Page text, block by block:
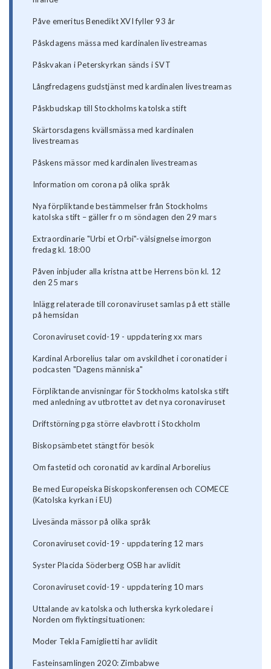
Påve emeritus Benedikt XVI fyller 93 år
Påskdagens mässa med kardinalen livestreamas
Påskvakan i Peterskyrkan sänds i SVT
Långfredagens gudstjänst med kardinalen livestreamas
Påskbudskap till Stockholms katolska stift
Skärtorsdagens kvällsmässa med kardinalen
livestreamas
Påskens mässor med kardinalen livestreamas
Information om corona på olika språk
Nya förpliktande bestämmelser från Stockholms
katolska stift – gäller fr o m söndagen den 29 mars
Extraordinarie "Urbi et Orbi"-välsignelse imorgon
fredag kl. 18:00
Påven inbjuder alla kristna att be Herrens bön kl. 12
den 25 mars
Inlägg relaterade till coronaviruset samlas på ett ställe
på hemsidan
Coronaviruset covid-19 - uppdatering xx mars
Kardinal Arborelius talar om avskildhet i coronatider i
podcasten "Dagens människa"
Förpliktande anvisningar för Stockholms katolska stift
med anledning av utbrottet av det nya coronaviruset
Driftstörning pga större elavbrott i Stockholm
Biskopsämbetet stängt för besök
Om fastetid och coronatid av kardinal Arborelius
Be med Europeiska Biskopskonferensen och COMECE
(Katolska kyrkan i EU)
Livesända mässor på olika språk
Coronaviruset covid-19 - uppdatering 12 mars
Syster Placida Söderberg OSB har avlidit
Coronaviruset covid-19 - uppdatering 10 mars
Uttalande av katolska och lutherska kyrkoledare i
Norden om flyktingsituationen:
Moder Tekla Famiglietti har avlidit
Fasteinsamlingen 2020: Zimbabwe